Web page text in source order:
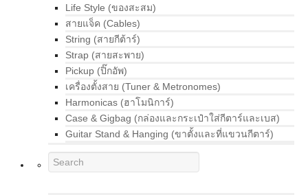
Life Style (ของสะสม)
สายแจ็ค (Cables)
String (สายกีต้าร์)
Strap (สายสะพาย)
Pickup (ปิ๊กอัพ)
เครื่องตั้งสาย (Tuner & Metronomes)
Harmonicas (ฮาโมนิการ์)
Case & Gigbag (กล่องและกระเป๋าใส่กีตาร์และเบส)
Guitar Stand & Hanging (ขาตั้งและที่แขวนกีตาร์)